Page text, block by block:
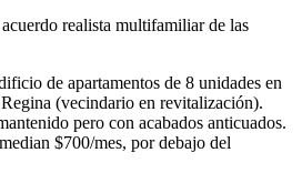
realista multifamiliar de las
de apartamentos de 8 unidades en
(vecindario en revitalización).
pero con acabados anticuados.
$700/mes, por debajo del